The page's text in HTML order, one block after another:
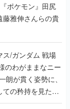
ポケモン』田尻
藤雅伸さんらの貴
ガンダム 戦場
のわがままなニー
が貫く姿勢に、
の矜持を見た